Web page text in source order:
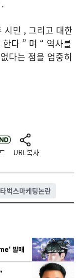
시민 , 그리고 대한
다 ” 며 “ 역사를
다는 점을 엄중히
URL복사
벅스마케팅논란
발매